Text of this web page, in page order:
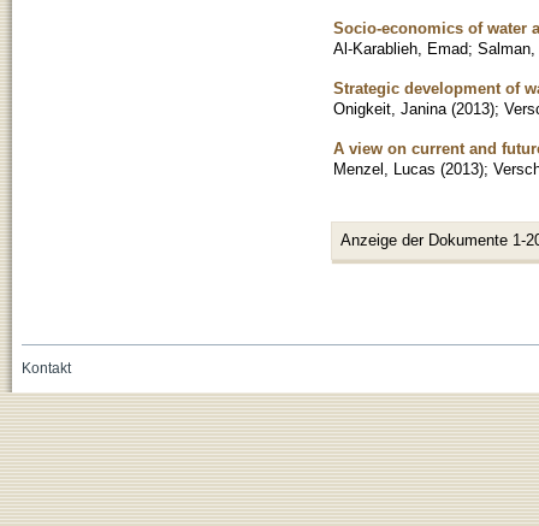
Socio-economics of water
Al-Karablieh, Emad; Salman,
Strategic development of
Onigkeit, Janina (2013);
A view on current and
Menzel, Lucas (2013);
Anzeige der Dokumente 1-
Kontakt